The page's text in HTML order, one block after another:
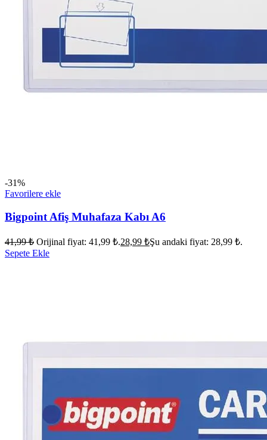
-31%
Favorilere ekle
Bigpoint Afiş Muhafaza Kabı A6
41,99₺ Orijinal fiyat: 41,99 ₺.28,99 ₺Şu andaki fiyat: 28,99 ₺.
Sepete Ekle